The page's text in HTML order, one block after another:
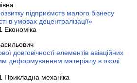
підприємств малого бізнесу
в умовах децентралізації»
Економіка
довговічності елементів авіаційних
деформуванням матеріалу в околі
Прикладна механіка